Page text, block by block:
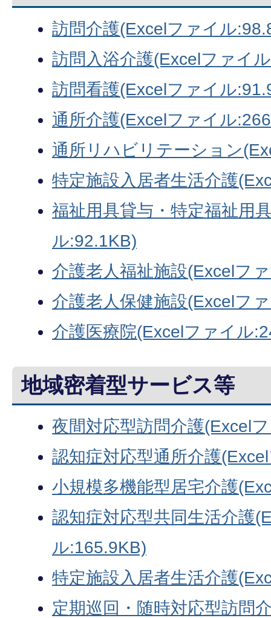
訪問介護(Excelファイル
訪問入浴介護(Excelファイ
訪問看護(Excelファイル
通所介護(Excelファイル
通所リハビリテーション
特定施設入居者生活介護
福祉用具貸与・特定福祉用
ル:92.1KB)
介護老人福祉施設(Excelフ
介護老人保健施設(Excelフ
介護医療院(Excelファイル
地域密着型サービス等
夜間対応型訪問介護(Excel
認知症対応型通所介護
小規模多機能型居宅介護
認知症対応型共同生活介護
ル:165.9KB)
特定施設入居者生活介護
定期巡回・随時対応型訪問